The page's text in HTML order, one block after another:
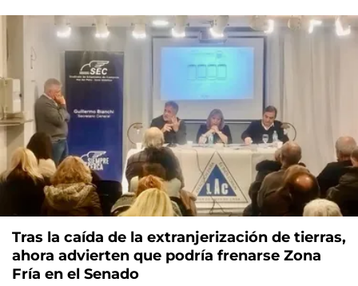
Tras la caída de la extranjerización de tierras,
ahora advierten que podría frenarse Zona
Fría en el Senado